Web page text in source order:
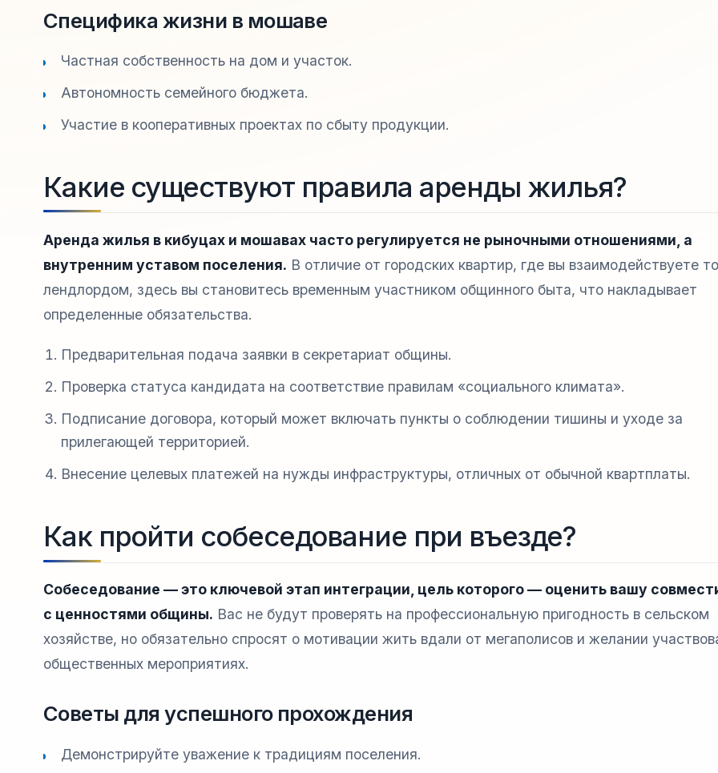
Специфика жизни в мошаве
Частная собственность на дом и участок.
Автономность семейного бюджета.
Участие в кооперативных проектах по сбыту продукции.
Какие существуют правила аренды жилья?
Аренда жилья в кибуцах и мошавах часто регулируется не рыночными отношениями, а
внутренним уставом поселения. В отличие от городских квартир, где вы взаимодействуете
лендлордом, здесь вы становитесь временным участником общинного быта, что накладывает
определенные обязательства.
Предварительная подача заявки в секретариат общины.
Проверка статуса кандидата на соответствие правилам «социального климата».
Подписание договора, который может включать пункты о соблюдении тишины и уходе за
прилегающей территорией.
Внесение целевых платежей на нужды инфраструктуры, отличных от обычной квартплаты.
Как пройти собеседование при въезде?
Собеседование — это ключевой этап интеграции, цель которого — оценить вашу
с ценностями общины. Вас не будут проверять на профессиональную пригодность в сельском
хозяйстве, но обязательно спросят о мотивации жить вдали от мегаполисов и желании
общественных мероприятиях.
Советы для успешного прохождения
Демонстрируйте уважение к традициям поселения.